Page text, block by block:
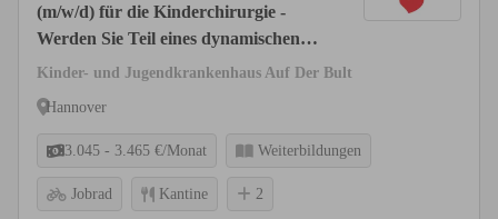
(m/w/d) für die Kinderchirurgie -
Werden Sie Teil eines dynamischen
Teams!
Kinder- und Jugendkrankenhaus Auf Der Bult
Hannover
3.045 - 3.465 €/Monat Weiterbildungen
Jobrad Kantine 2